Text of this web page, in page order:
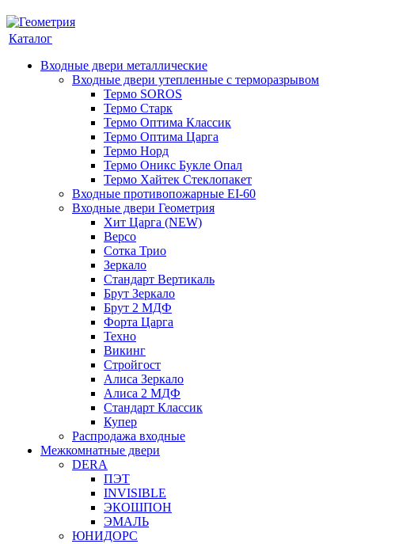
Каталог
Входные двери металлические
Входные двери утепленные с терморазрывом
Термо SOROS
Термо Старк
Термо Оптима Классик
Термо Оптима Царга
Термо Норд
Термо Оникс Букле Опал
Термо Хайтек Стеклопакет
Входные противопожарные EI-60
Входные двери Геометрия
Хит Царга (NEW)
Версо
Сотка Трио
Зеркало
Стандарт Вертикаль
Брут Зеркало
Брут 2 МДФ
Форта Царга
Техно
Викинг
Стройгост
Алиса Зеркало
Алиса 2 МДФ
Стандарт Классик
Купер
Распродажа входные
Межкомнатные двери
DERA
ПЭТ
INVISIBLE
ЭКОШПОН
ЭМАЛЬ
ЮНИДОРС